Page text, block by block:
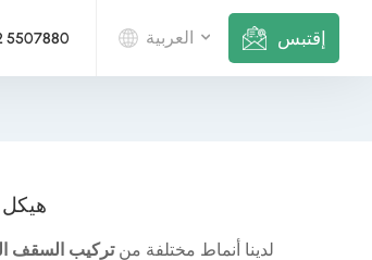
5507880 العربية إقتبس
لدينا أنماط مختلفة منتركيب السقف